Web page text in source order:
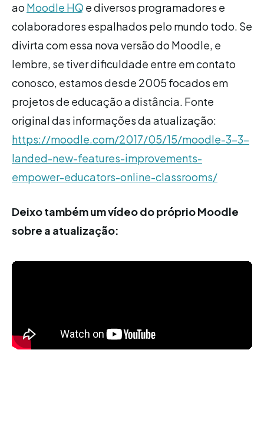
ao Moodle HQ e diversos programadores e
colaboradores espalhados pelo mundo todo. Se
divirta com essa nova versão do Moodle, e
lembre, se tiver dificuldade entre em contato
conosco, estamos desde 2005 focados em
projetos de educação a distância. Fonte
original das informações da atualização:
https://moodle.com/2017/05/15/moodle-3-3-
landed-new-features-improvements-
empower-educators-online-classrooms/
Deixo também um vídeo do próprio Moodle
sobre a atualização: